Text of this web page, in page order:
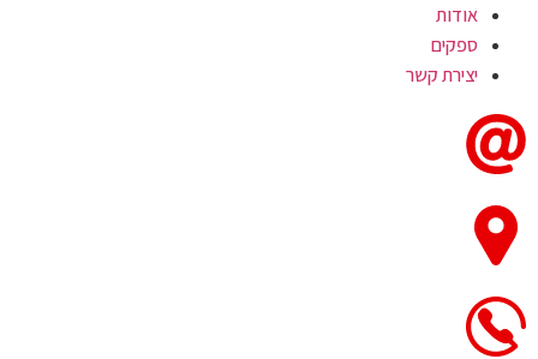
אודות
ספקים
יצירת קשר